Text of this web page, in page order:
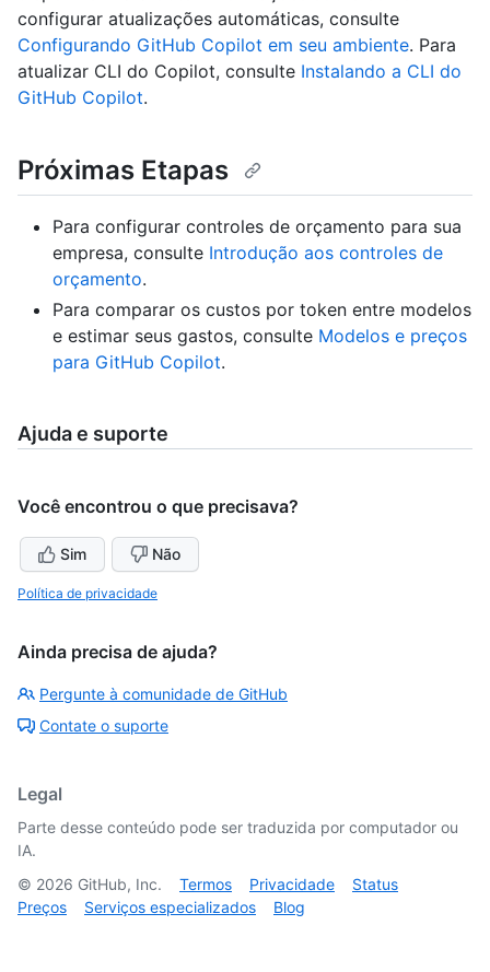
configurar atualizações automáticas, consulte
Configurando GitHub Copilot em seu ambiente. Para
atualizar CLI do Copilot, consulte Instalando a CLI do
GitHub Copilot.
Próximas Etapas
Para configurar controles de orçamento para sua
empresa, consulte Introdução aos controles de
orçamento.
Para comparar os custos por token entre modelos
e estimar seus gastos, consulte Modelos e preços
para GitHub Copilot.
Ajuda e suporte
Você encontrou o que precisava?
Sim Não
Política de privacidade
Ainda precisa de ajuda?
Pergunte à comunidade de GitHub
Contate o suporte
Legal
Parte desse conteúdo pode ser traduzida por computador ou
IA.
© 2026 GitHub, Inc. Termos Privacidade
Status
Preços
Serviços especializados Blog